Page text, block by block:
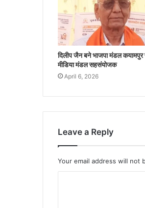
दिलीप जैन बने भाजपा मंडल
मीडिया मंडल सहसंयोजक
April 6, 2026
Leave a Reply
Your email address will not